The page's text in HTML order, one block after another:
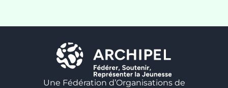
Une Fédération d’Organisations de